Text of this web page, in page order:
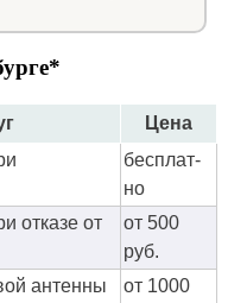
Цена
бес­плат­
но
отказе от
от 500
руб.
антенны
от 1000